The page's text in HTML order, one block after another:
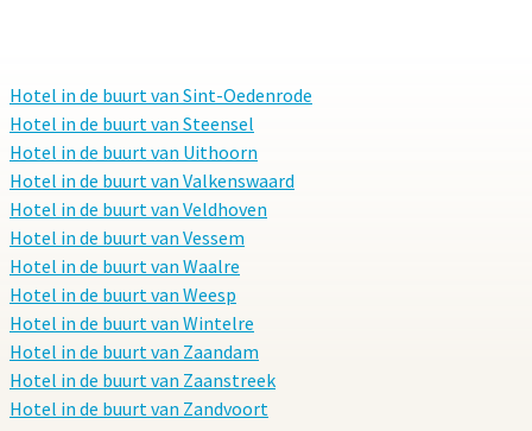
Hotel in de buurt van Sint-Oedenrode
Hotel in de buurt van Steensel
Hotel in de buurt van Uithoorn
Hotel in de buurt van Valkenswaard
Hotel in de buurt van Veldhoven
Hotel in de buurt van Vessem
Hotel in de buurt van Waalre
Hotel in de buurt van Weesp
Hotel in de buurt van Wintelre
Hotel in de buurt van Zaandam
Hotel in de buurt van Zaanstreek
Hotel in de buurt van Zandvoort